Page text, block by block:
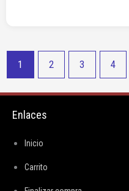
1 2 3 4
Enlaces
Inicio
Carrito